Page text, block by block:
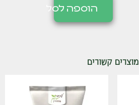
הוספה לסל
מוצרים קשורים